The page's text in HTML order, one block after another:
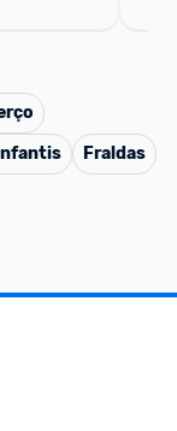
Fraldas